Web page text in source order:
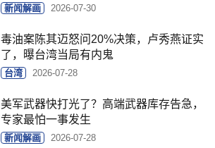
新闻解画 2026-07-30
毒油案陈其迈怒问20%决策，卢秀燕证实
了，曝台湾当局有内鬼
台湾 2026-07-28
美军武器快打光了？高端武器库存告急，
专家最怕一事发生
新闻解画 2026-07-28